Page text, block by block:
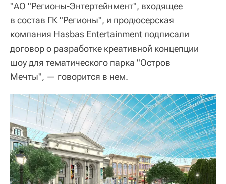
"АО "Регионы-Энтертейнмент", входящее
в состав ГК "Регионы", и продюсерская
компания Hasbas Entertainment подписали
договор о разработке креативной концепции
шоу для тематического парка "Остров
Мечты", — говорится в нем.